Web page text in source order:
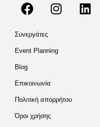
Συνεργάτες
Event Planning
Blog
Επικοινωνία
Πολιτική απορρήτου
Όροι χρήσης